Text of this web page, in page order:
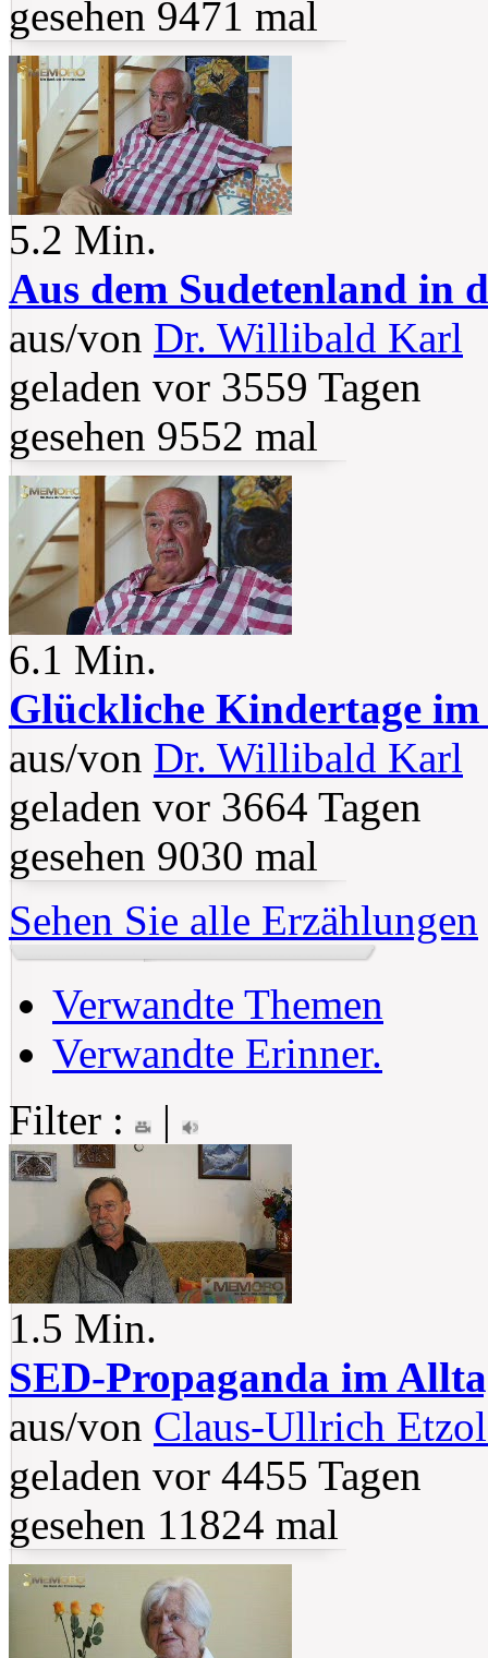
gesehen 9471 mal
5.2 Min.
Aus dem Sudetenland in
aus/von Dr. Willibald Karl
geladen vor 3559 Tagen
gesehen 9552 mal
6.1 Min.
Glückliche Kindertage im
aus/von Dr. Willibald Karl
geladen vor 3664 Tagen
gesehen 9030 mal
Sehen Sie alle Erzählungen
Verwandte Themen
Verwandte Erinner.
Filter :
|
1.5 Min.
SED-Propaganda im
aus/von Claus-Ullrich
geladen vor 4455 Tagen
gesehen 11824 mal